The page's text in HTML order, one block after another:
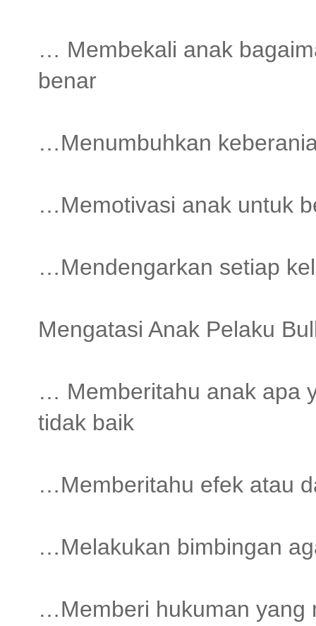
… Membekali anak
benar
…Menumbuhkan
…Memotivasi anak untuk
…Mendengarkan setiap
Mengatasi Anak Pelaku
… Memberitahu anak apa
tidak baik
…Memberitahu efek atau
…Melakukan bimbingan
…Memberi hukuman yang